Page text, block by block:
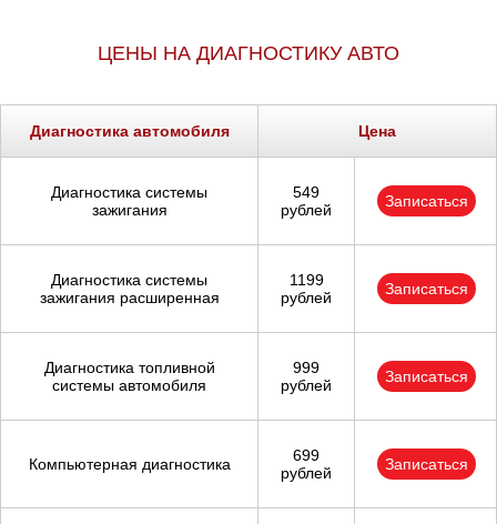
ЦЕНЫ НА ДИАГНОСТИКУ АВТО
Диагностика автомобиля Цена
Диагностика системы
зажигания
549
рублей
Записаться
Диагностика системы
зажигания расширенная
1199
рублей
Записаться
Диагностика топливной
системы автомобиля
999
рублей
Записаться
Компьютерная диагностика
699
рублей
Записаться